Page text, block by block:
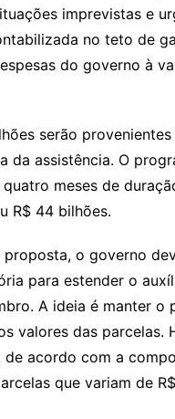
imprevistas e
no teto de
do governo à
serão
da assistência. O
meses de
R$ 44 bilhões.
proposta, o governo
para estender o
A ideia é manter o
valores das parcelas.
de acordo com a
que variam de